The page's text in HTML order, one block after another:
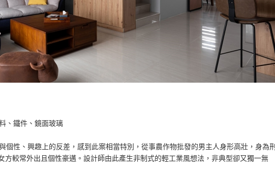
、鐵件、鏡面玻璃
個性、興趣上的反差，感到此案相當特別，從事農作物批發的男主人身形高壯，身為刑
方較常外出且個性豪邁。設計師由此產生非制式的輕工業風想法，非典型卻又獨一無